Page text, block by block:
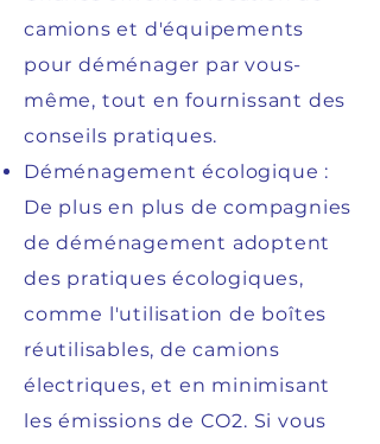
camions et d'équipements
pour déménager par vous-
même, tout en fournissant des
conseils pratiques.
Déménagement écologique :
De plus en plus de compagnies
de déménagement adoptent
des pratiques écologiques,
comme l'utilisation de boîtes
réutilisables, de camions
électriques, et en minimisant
les émissions de CO2. Si vous